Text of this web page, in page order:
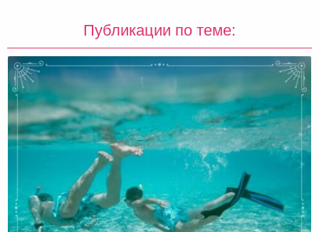
Публикации по теме: